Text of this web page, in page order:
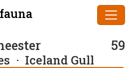
59
· Iceland Gull